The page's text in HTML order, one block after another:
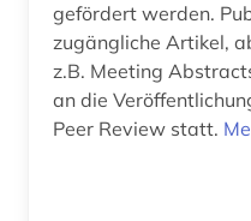
gefördert werden.
zugängliche Artikel,
z.B. Meeting
an die
Peer Review statt.